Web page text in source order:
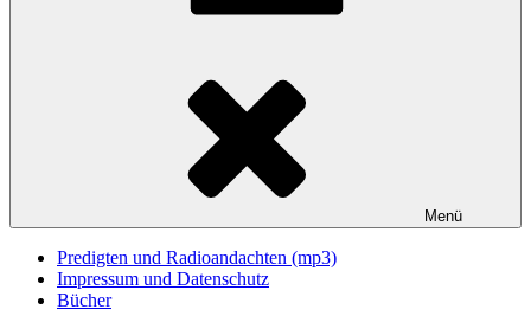
Menü
Predigten und Radioandachten (mp3)
Impressum und Datenschutz
Bücher